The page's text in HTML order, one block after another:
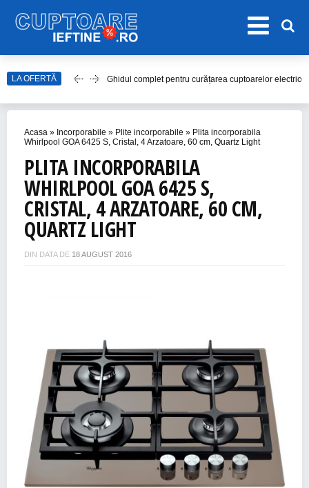
LA OFERTĂ Ghidul complet pentru curățarea cuptoarelor
Top 15 Modele de Aragaz cu Cuptor Electric în 2023
Top 10 Modele de Plită cu Inducție
Acasa » Incorporabile » Plite incorporabile » Plita incorporabila
Whirlpool GOA 6425 S, Cristal, 4 Arzatoare, 60 cm, Quartz Light
PLITA INCORPORABILA
WHIRLPOOL GOA 6425 S,
CRISTAL, 4 ARZATOARE, 60 CM,
QUARTZ LIGHT
DIN DATA DE 18 AUGUST 2016